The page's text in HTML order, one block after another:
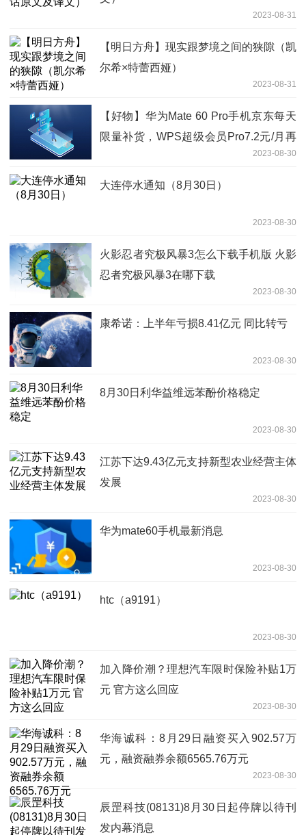
2023-08-31
【明日方舟】现实跟梦境之间的狭隙（凯
尔希×特蕾西娅）
2023-08-31
【好物】华为Mate 60 Pro手机京东每天
限量补货，WPS超级会员Pro7.2元/月再
2023-08-30
大连停水通知（8月30日）
2023-08-30
火影忍者究极风暴3怎么下载手机版 火影
忍者究极风暴3在哪下载
2023-08-30
康希诺：上半年亏损8.41亿元 同比转亏
2023-08-30
8月30日利华益维远苯酚价格稳定
2023-08-30
江苏下达9.43亿元支持新型农业经营主体
发展
2023-08-30
华为mate60手机最新消息
2023-08-30
htc（a9191）
2023-08-30
加入降价潮？理想汽车限时保险补贴1万
元 官方这么回应
2023-08-30
华海诚科：8月29日融资买入902.57万
元，融资融券余额6565.76万元
2023-08-30
辰罡科技(08131)8月30日起停牌以待刊
发内幕消息